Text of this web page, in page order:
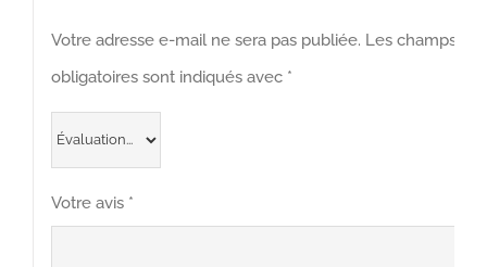
Votre adresse e-mail ne sera pas publiée. Les champs
obligatoires sont indiqués avec *
Votre avis *